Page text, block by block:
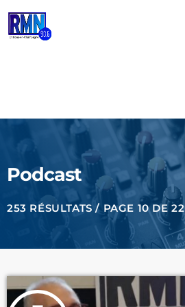
Podcast
253 RÉSULTATS / PAGE 10 DE 22